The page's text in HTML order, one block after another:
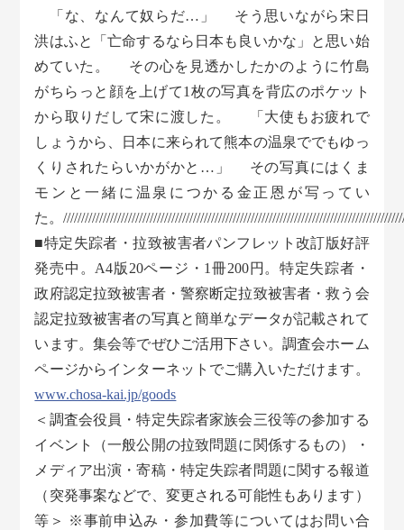
「な、なんて奴らだ…」 そう思いながら宋日
洪はふと「亡命するなら日本も良いかな」と思い始
めていた。 その心を見透かしたかのように竹島
がちらっと顔を上げて1枚の写真を背広のポケット
から取りだして宋に渡した。 「大使もお疲れで
しょうから、日本に来られて熊本の温泉ででもゆっ
くりされたらいかがかと…」 その写真にはくま
モンと一緒に温泉につかる金正恩が写ってい
た。
■特定失踪者・拉致被害者パンフレット改訂版好評
発売中。A4版20ページ・1冊200円。特定失踪者・
政府認定拉致被害者・警察断定拉致被害者・救う会
認定拉致被害者の写真と簡単なデータが記載されて
います。集会等でぜひご活用下さい。調査会ホーム
ページからインターネットでご購入いただけます。
www.chosa-kai.jp/goods
＜調査会役員・特定失踪者家族会三役等の参加する
イベント（一般公開の拉致問題に関係するもの）・
メディア出演・寄稿・特定失踪者問題に関する報道
（突発事案などで、変更される可能性もあります）
等＞ ※事前申込み・参加費等についてはお問い合